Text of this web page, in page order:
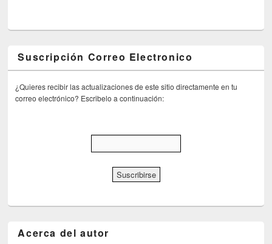
Suscripción Correo Electronico
¿Quieres recibir las actualizaciones de este sitio directamente en tu
correo electrónico? Escribelo a continuación:
Acerca del autor